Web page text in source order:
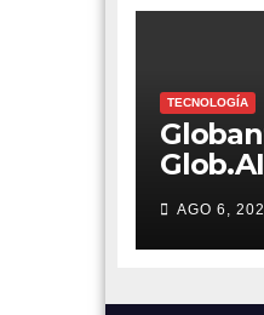
TECNOLOGÍA
AGO 6,